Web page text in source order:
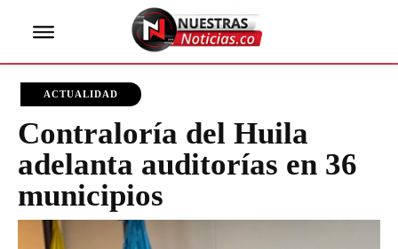
ACTUALIDAD
Contraloría del Huila
adelanta auditorías en 36
municipios